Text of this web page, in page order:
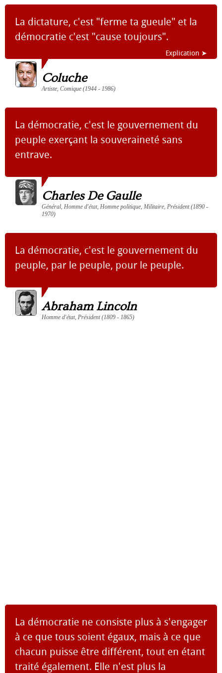
La dictature, c'est "ferme ta gueule" et la
démocratie c'est "cause toujours".
Explication ➤
Coluche
Artiste, Comique (1944 - 1986)
La démocratie, c'est le gouvernement du
peuple exerçant la souveraineté sans
entrave.
Charles De Gaulle
Général, Homme d'état, Homme politique, Militaire, Président (1890 -
1970)
La démocratie, c'est le gouvernement du
peuple, par le peuple, pour le peuple.
Abraham Lincoln
Homme d'état, Président (1809 - 1865)
La démocratie ne consiste plus à s'engager
à ce que tous soient égaux, mais à ce que
chacun puisse être différent, tout en étant
traité également. Elle n'est plus la